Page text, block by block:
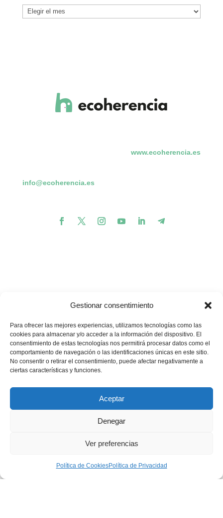
Gestionar consentimiento
Para ofrecer las mejores experiencias, utilizamos tecnologías como las
cookies para almacenar y/o acceder a la información del dispositivo. El
consentimiento de estas tecnologías nos permitirá procesar datos como el
comportamiento de navegación o las identificaciones únicas en este sitio.
No consentir o retirar el consentimiento, puede afectar negativamente a
ciertas características y funciones.
Aceptar
Denegar
Ver preferencias
Política de CookiesPolítica de Privacidad
Archivo
de
www.ecoherencia.es
info@ecoherencia.es
💪🏽¿Te gustaría apoyar nuestros proyectos?
¡Buenas
noticias! Ahora puedes hacerlo en un solo minuto…
Política de privacidad|